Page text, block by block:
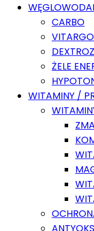
CARBO
VITARGO
ŻELE
WITAMINY /
ZMA